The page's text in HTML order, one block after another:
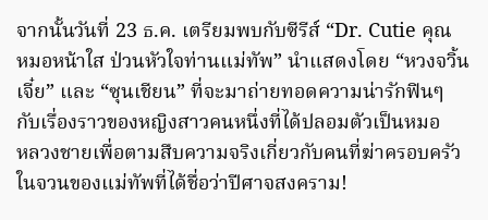
จากนั้นวันที่ 23 ธ.ค. เตรียมพบกับซีรีส์ “Dr. Cutie คุณ
หมอหน้าใส ป่วนหัวใจท่านแม่ทัพ” นำแสดงโดย “หวงจวิ้น
เจี๋ย” และ “ซุนเชียน” ที่จะมาถ่ายทอดความน่ารักฟินๆ
กับเรื่องราวของหญิงสาวคนหนึ่งที่ได้ปลอมตัวเป็นหมอ
หลวงชายเพื่อตามสืบความจริงเกี่ยวกับคนที่ฆ่าครอบครัว
ในจวนของแม่ทัพที่ได้ชื่อว่าปีศาจสงคราม!